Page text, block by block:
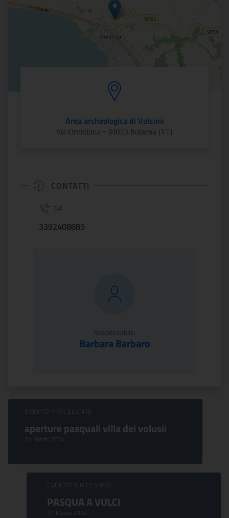
Area archeologica di Volsinii
via Orvietana - 01023 Bolsena (VT)
CONTATTI
Tel
3392408885
Responsabile:
Barbara Barbaro
Sfoglia Eventi
EVENTO PRECEDENTE:
aperture pasquali villa dei volusii
31 Marzo 2024
EVENTO SUCCESSIVO:
PASQUA A VULCI
31 Marzo 2024